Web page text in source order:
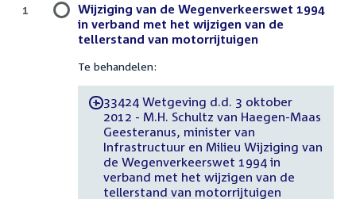
Wijziging van de Wegenverkeerswet 1994
in verband met het wijzigen van de
tellerstand van motorrijtuigen
Te behandelen:
-33424 Wetgeving d.d. 3 oktober
2012 - M.H. Schultz van Haegen-Maas
Geesteranus, minister van
Infrastructuur en Milieu Wijziging van
de Wegenverkeerswet 1994 in
verband met het wijzigen van de
tellerstand van motorrijtuigen
1